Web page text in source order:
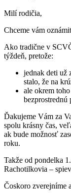
Milí rodičia,
Chceme vám
Ako tradične v
týždeň, pretože:
jednak deti už
stalo, že na
ale okrem
bezprostrednú
Ďakujeme Vám za
spolu krásny čas,
ak bude možnosť
roku.
Takže od pondelka
Rachotilkovia –
Čoskoro zverejníme